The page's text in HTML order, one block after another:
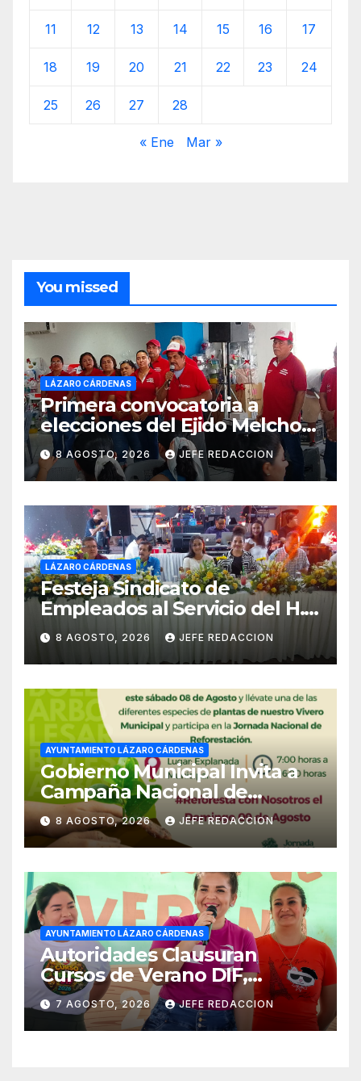
11 12 13 14 15 16 17
18 19 20 21 22 23 24
25 26 27 28
« Ene Mar »
You missed
LÁZARO CÁRDENAS
Primera convocatoria a
elecciones del Ejido Melchor
Ocampo en Lázaro Cárdenas
el domingo
8 AGOSTO, 2026 JEFE REDACCION
LÁZARO CÁRDENAS
Festeja Sindicato de
Empleados al Servicio del H.
Ayuntamiento de LZC Día del
Empleado Municipal
8 AGOSTO, 2026 JEFE REDACCION
AYUNTAMIENTO LÁZARO CÁRDENAS
Gobierno Municipal Invita a
Campaña Nacional de
Reforestación
8 AGOSTO, 2026 JEFE REDACCION
AYUNTAMIENTO LÁZARO CÁRDENAS
Autoridades Clausuran
Cursos de Verano DIF,
Seguridad Pública y Casa de
Cultura 2026
7 AGOSTO, 2026 JEFE REDACCION